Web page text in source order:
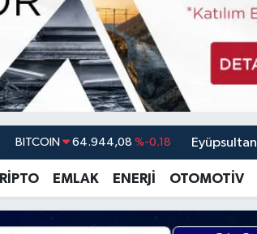
DOLAR 47,7436 %0.18
EURO 55,2510 %0.32
STERLİN 64,4811 %0.38
GRAM ALTIN 6660.55 %0.03
Eyüpsultan
EMLAK ENERJİ OTOMOTİV